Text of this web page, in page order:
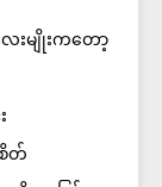
းမျိုးကတော့
တ်